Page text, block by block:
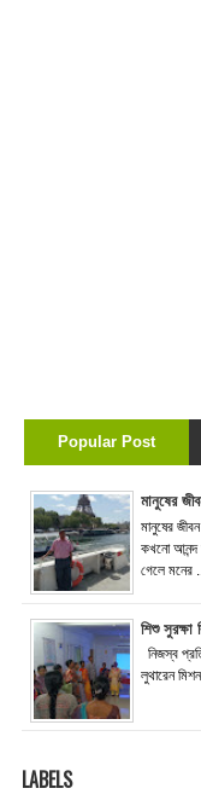
Popular Post
মানুষের
মানুষের
কখনো আনন্দ
গেলে মনের ...
শিশু সুরক্ষা
নিজস্ব
লুথারেন মিশন
LABELS